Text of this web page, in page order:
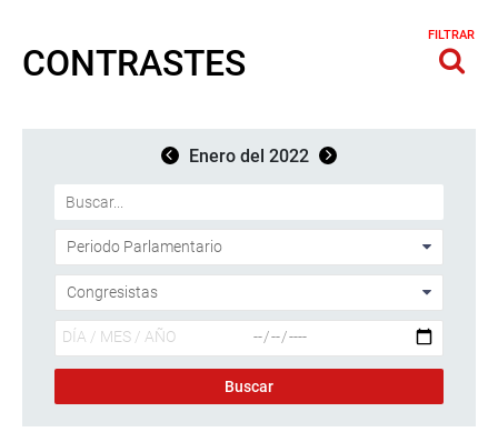
CONTRASTES
FILTRAR
Enero del 2022